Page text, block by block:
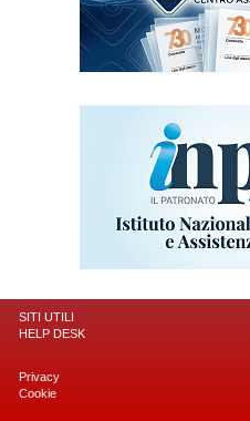
SITI UTILI
HELP DESK
Privacy
Cookie